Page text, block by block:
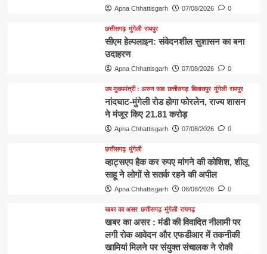
Apna Chhattisgarh 07/08/2026 0
छत्तीसगढ़ मुंगेली रायपुर
सीएम हेल्पलाइन: संवेदनशील सुशासन का बना
उदाहरण
Apna Chhattisgarh 07/08/2026 0
उप मुख्यमंत्री : अरुण साव छत्तीसगढ़ बिलासपुर मुंगेली रायपुर
नांदघाट-मुंगेली रोड होगा फोरलेन, राज्य शासन
ने मंजूर किए 21.81 करोड़
Apna Chhattisgarh 07/08/2026 0
छत्तीसगढ़ मुंगेली
व्हाट्सएप हैक कर रुपए मांगने की कोशिश, शीलू
साहू ने लोगों से सतर्क रहने की अपील
Apna Chhattisgarh 06/08/2026 0
खबर का असर छत्तीसगढ़ मुंगेली रायगढ़
खबर का असर : मंडी की विवादित नीलामी पर
लगी रोक आवेदन और एफडीआर में तकनीकी
खामियां मिलने पर संयुक्त संचालक ने रोकी